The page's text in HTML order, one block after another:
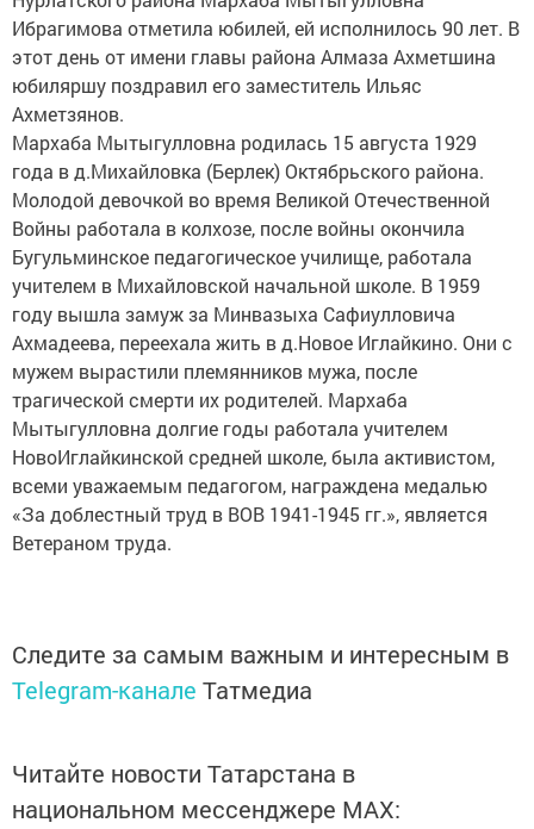
Ибрагимова отметила юбилей, ей исполнилось 90 лет. В
этот день от имени главы района Алмаза Ахметшина
юбиляршу поздравил его заместитель Ильяс
Ахметзянов.
Мархаба Мытыгулловна родилась 15 августа 1929
года в д.Михайловка (Берлек) Октябрьского района.
Молодой девочкой во время Великой Отечественной
Войны работала в колхозе, после войны окончила
Бугульминское педагогическое училище, работала
учителем в Михайловской начальной школе. В 1959
году вышла замуж за Минвазыха Сафиулловича
Ахмадеева, переехала жить в д.Новое Иглайкино. Они с
мужем вырастили племянников мужа, после
трагической смерти их родителей. Мархаба
Мытыгулловна долгие годы работала учителем
НовоИглайкинской средней школе, была активистом,
всеми уважаемым педагогом, награждена медалью
«За доблестный труд в ВОВ 1941-1945 гг.», является
Ветераном труда.
Следите за самым важным и интересным в
Telegram-канале Татмедиа
Читайте новости Татарстана в
национальном мессенджере MАХ: